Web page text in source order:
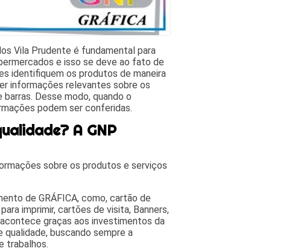
Vila Prudente é fundamental para
e isso se deve ao fato de
identifiquem os produtos de maneira
informações relevantes sobre os
Desse modo, quando o
podem ser conferidas.
A GNP
sobre os produtos e serviços
de GRÁFICA, como, cartão de
imprimir, cartões de visita, Banners,
graças aos investimentos da
buscando sempre a
trabalhos.